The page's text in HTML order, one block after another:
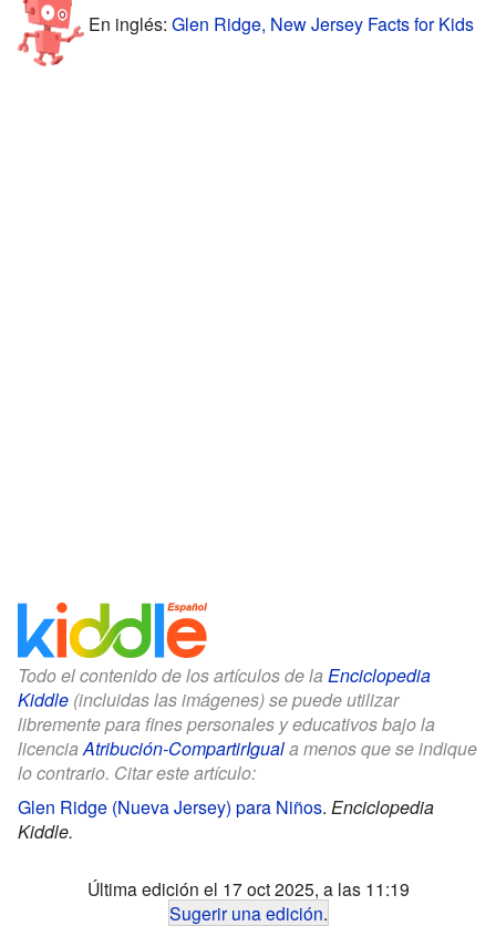
En inglés: Glen Ridge, New Jersey Facts for Kids
Todo el contenido de los artículos de la Enciclopedia
Kiddle (incluidas las imágenes) se puede utilizar
libremente para fines personales y educativos bajo la
licenciaAtribución-CompartirIguala menos que se indique
lo contrario. Citar este artículo:
Glen Ridge (Nueva Jersey) para Niños. Enciclopedia
Kiddle.
Última edición el 17 oct 2025, a las 11:19
Sugerir una edición.